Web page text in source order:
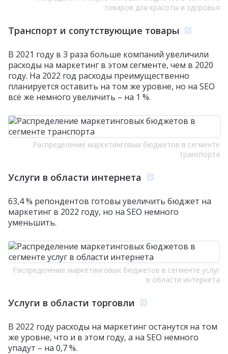
товаров для красоты и здоровья
Транспорт и сопутствующие товары
В 2021 году в 3 раза больше компаний увеличили
расходы на маркетинг в этом сегменте, чем в 2020
году. На 2022 год расходы преимущественно
планируется оставить на том же уровне, но на SEO
всё же немного увеличить – на 1 %.
Распределение маркетинговых бюджетов в сегменте
транспорта
Услуги в области интернета
63,4 % репондентов готовы увеличить бюджет на
маркетинг в 2022 году, но на SEO немного
уменьшить.
Распределение маркетинговых бюджетов в сегменте услуг
в области интернета
Услуги в области торговли
В 2022 году расходы на маркетинг останутся на том
же уровне, что и в этом году, а на SEO немного
упадут – на 0,7 %.